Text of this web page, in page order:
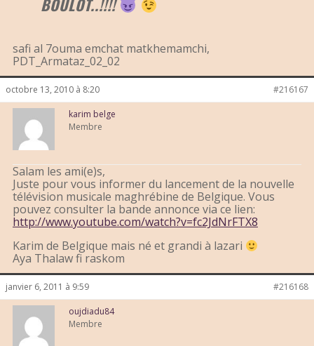
BOULOT..!!!!
safi al 7ouma emchat matkhemamchi,
PDT_Armataz_02_02
octobre 13, 2010 à 8:20 #216167
karim belge
Membre
Salam les ami(e)s,
Juste pour vous informer du lancement de la nouvelle
télévision musicale maghrébine de Belgique. Vous
pouvez consulter la bande annonce via ce lien:
http://www.youtube.com/watch?v=fc2JdNrFTX8
Karim de Belgique mais né et grandi à lazari
Aya Thalaw fi raskom
janvier 6, 2011 à 9:59 #216168
oujdiadu84
Membre